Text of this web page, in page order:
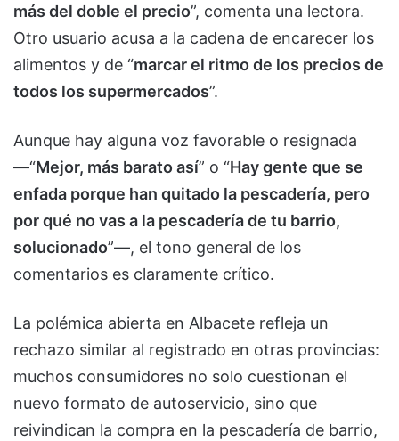
más del doble el precio”, comenta una lectora.
Otro usuario acusa a la cadena de encarecer los
alimentos y de “marcar el ritmo de los precios de
todos los supermercados”.
Aunque hay alguna voz favorable o resignada
—“Mejor, más barato así” o “Hay gente que se
enfada porque han quitado la pescadería, pero
por qué no vas a la pescadería de tu barrio,
solucionado”—, el tono general de los
comentarios es claramente crítico.
La polémica abierta en Albacete refleja un
rechazo similar al registrado en otras provincias:
muchos consumidores no solo cuestionan el
nuevo formato de autoservicio, sino que
reivindican la compra en la pescadería de barrio,